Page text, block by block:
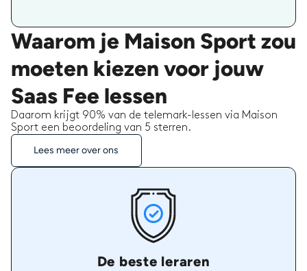
Waarom je Maison Sport zou
moeten kiezen voor jouw
Saas Fee lessen
Daarom krijgt 90% van de telemark-lessen via Maison
Sport een beoordeling van 5 sterren.
Lees meer over ons
De beste leraren